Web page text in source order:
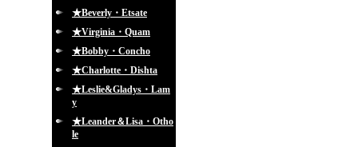
★Beverly・Etsate
★Virginia・Quam
★Bobby・Concho
★Charlotte・Dishta
★Leslie&Gladys・Lam
y
★Leander＆Lisa・Otho
le